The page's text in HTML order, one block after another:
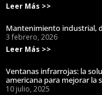
Leer Más >>
Mantenimiento industrial,
3 febrero, 2026
Leer Más >>
Ventanas infrarrojas: la
americana para mejorar la
10 julio, 2025